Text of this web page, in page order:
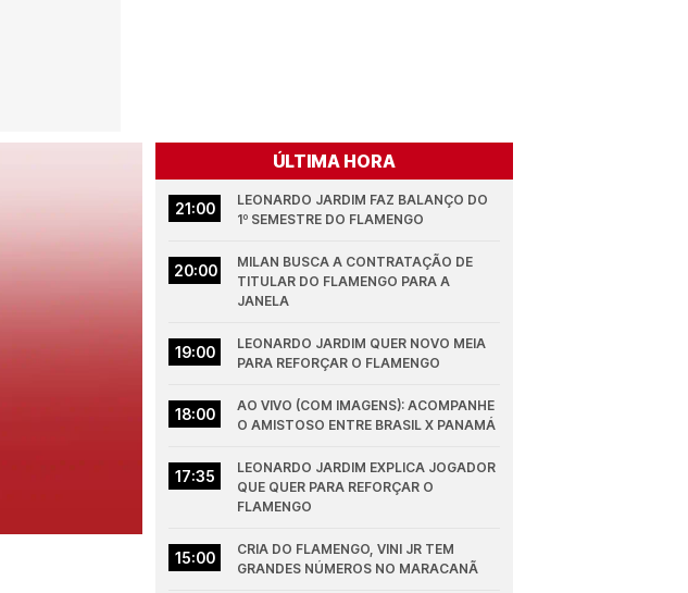
ÚLTIMA HORA
21:00
LEONARDO JARDIM FAZ BALANÇO DO
1º SEMESTRE DO FLAMENGO
20:00
MILAN BUSCA A CONTRATAÇÃO DE
TITULAR DO FLAMENGO PARA A
JANELA
19:00
LEONARDO JARDIM QUER NOVO MEIA
PARA REFORÇAR O FLAMENGO
18:00
AO VIVO (COM IMAGENS): ACOMPANHE
O AMISTOSO ENTRE BRASIL X PANAMÁ
17:35
LEONARDO JARDIM EXPLICA JOGADOR
QUE QUER PARA REFORÇAR O
FLAMENGO
15:00
CRIA DO FLAMENGO, VINI JR TEM
GRANDES NÚMEROS NO MARACANÃ